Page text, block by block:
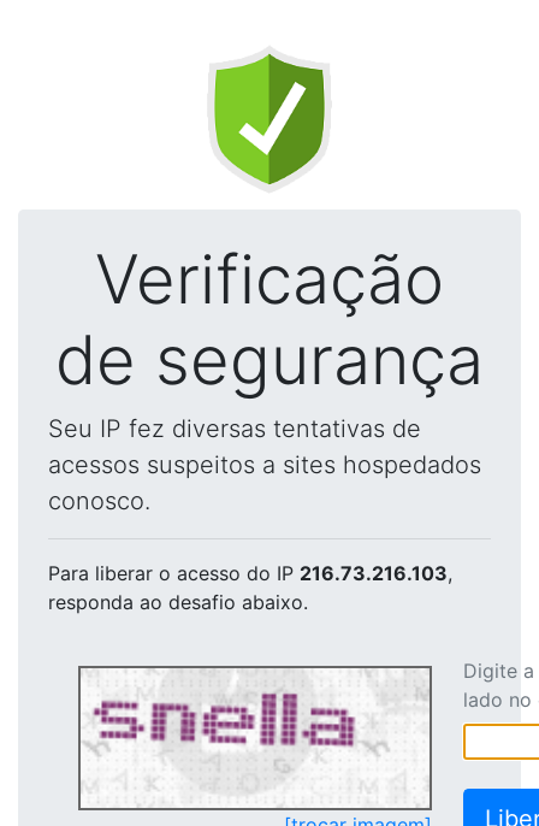
Verificação
de segurança
Seu IP fez diversas tentativas de
acessos suspeitos a sites hospedados
conosco.
Para liberar o acesso do IP 216.73.216.103,
responda ao desafio abaixo.
Digite
lado no